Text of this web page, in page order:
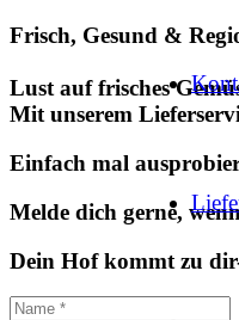
Frisch, Gesund &
Lust auf fri­sches
Mit unse­rem
Ein­fach mal
Mel­de dich ger­ne,
Dein Hof kommt zu